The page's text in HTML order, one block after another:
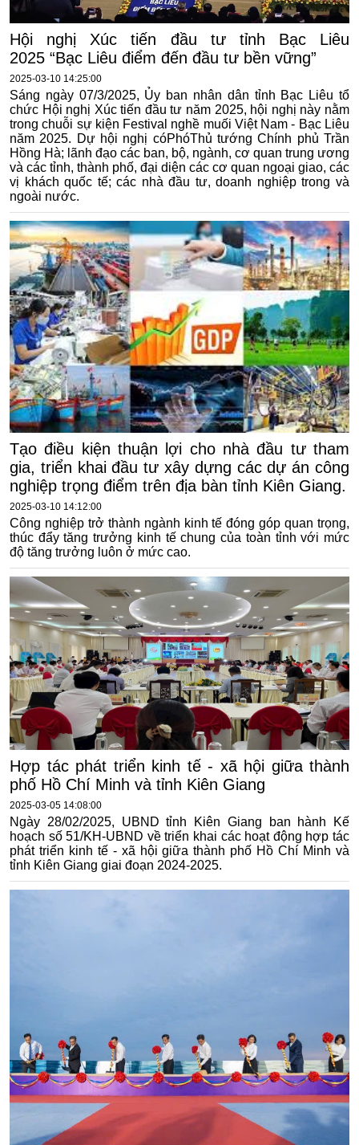
Hội nghị Xúc tiến đầu tư tỉnh Bạc Liêu
2025 “Bạc Liêu điểm đến đầu tư bền vững”
2025-03-10 14:25:00
Sáng ngày 07/3/2025, Ủy ban nhân dân tỉnh Bạc Liêu tổ
chức Hội nghị Xúc tiến đầu tư năm 2025, hội nghị này nằm
trong chuỗi sự kiện Festival nghề muối Việt Nam - Bạc Liêu
năm 2025. Dự hội nghị cóPhóThủ tướng Chính phủ Trần
Hồng Hà; lãnh đạo các ban, bộ, ngành, cơ quan trung ương
và các tỉnh, thành phố, đại diện các cơ quan ngoại giao, các
vị khách quốc tế; các nhà đầu tư, doanh nghiệp trong và
ngoài nước.
Tạo điều kiện thuận lợi cho nhà đầu tư tham
gia, triển khai đầu tư xây dựng các dự án công
nghiệp trọng điểm trên địa bàn tỉnh Kiên Giang.
2025-03-10 14:12:00
Công nghiệp trở thành ngành kinh tế đóng góp quan trọng,
thúc đẩy tăng trưởng kinh tế chung của toàn tỉnh với mức
độ tăng trưởng luôn ở mức cao.
Hợp tác phát triển kinh tế - xã hội giữa thành
phố Hồ Chí Minh và tỉnh Kiên Giang
2025-03-05 14:08:00
Ngày 28/02/2025, UBND tỉnh Kiên Giang ban hành Kế
hoạch số 51/KH-UBND về triển khai các hoạt động hợp tác
phát triển kinh tế - xã hội giữa thành phố Hồ Chí Minh và
tỉnh Kiên Giang giai đoạn 2024-2025.